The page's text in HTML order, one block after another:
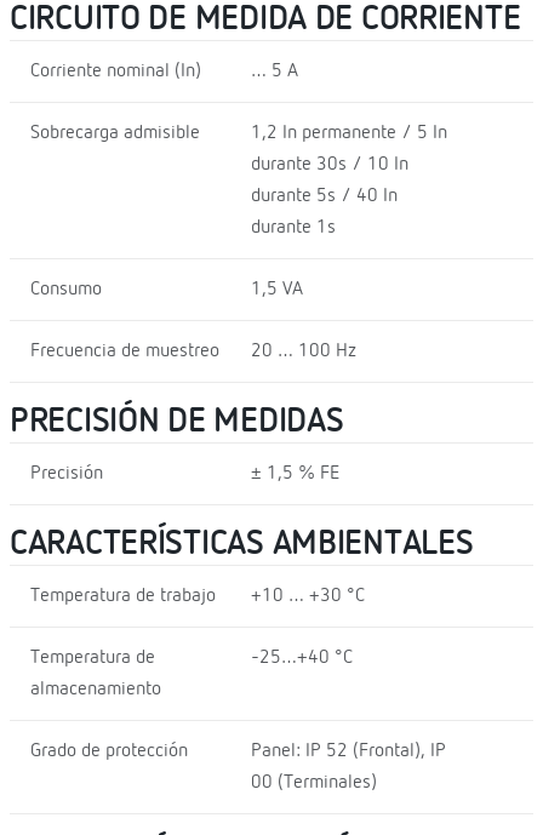
CIRCUITO DE MEDIDA DE CORRIENTE
Corriente nominal (In) … 5 A
Sobrecarga admisible
1,2 In permanente / 5 In
durante 30s / 10 In
durante 5s / 40 In
durante 1s
Consumo 1,5 VA
Frecuencia de muestreo 20 … 100 Hz
PRECISIÓN DE MEDIDAS
Precisión ± 1,5 % FE
CARACTERÍSTICAS AMBIENTALES
Temperatura de trabajo +10 … +30 °C
Temperatura de
almacenamiento
-25…+40 °C
Grado de protección
Panel: IP 52 (Frontal), IP
00 (Terminales)